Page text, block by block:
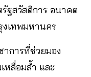
ฐสวัสดิการ อนาคต
เทพมหานคร
าการที่ช่วยมอง
หลื่อมล้ำ และ